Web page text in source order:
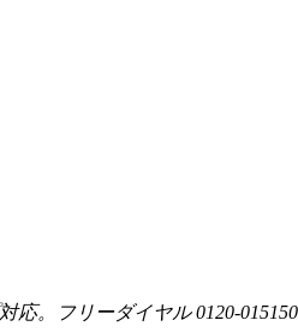
応。フリーダイヤル 0120-015150